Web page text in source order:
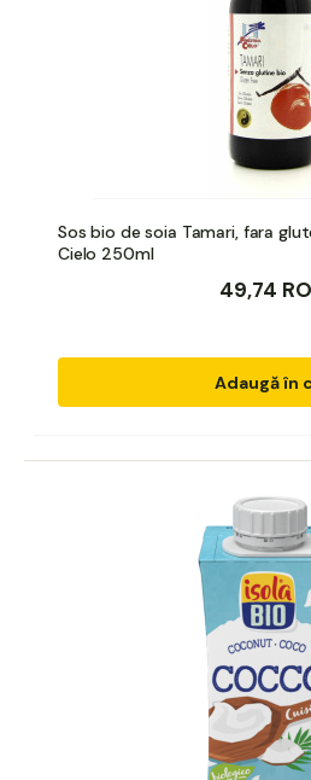
Sos bio de soia Tamari, fara
Cielo 250ml
49,74
Adaugă în